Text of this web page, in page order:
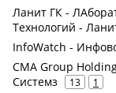
Ланит ГК -
Технологий -
InfoWatch -
CMA Group
Системз
13 1